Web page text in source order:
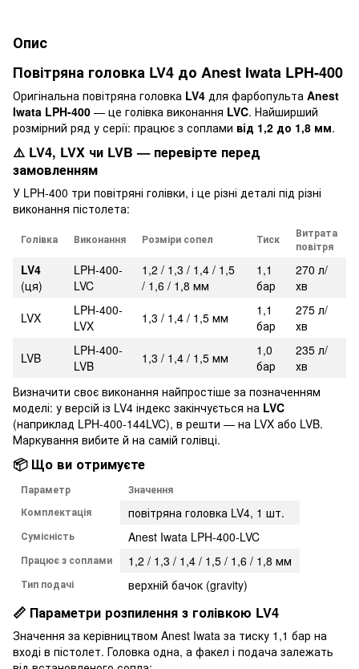
Опис
Повітряна головка LV4 до Anest Iwata LPH-400
Оригінальна повітряна головка LV4 для фарбопульта Anest
Iwata LPH-400 — це голівка виконання LVC. Найширший
розмірний ряд у серії: працює з соплами від 1,2 до 1,8 мм.
⚠️ LV4, LVX чи LVB — перевірте перед
замовленням
У LPH-400 три повітряні голівки, і це різні деталі під різні
виконання пістолета:
Голівка Виконання Розміри сопел Тиск
Витрата
повітря
LV4
(ця)
LPH-400-
LVC
1,2 / 1,3 / 1,4 / 1,5
/ 1,6 / 1,8 мм
1,1
бар
270 л/
хв
LVX
LPH-400-
LVX
1,3 / 1,4 / 1,5 мм
1,1
бар
275 л/
хв
LVB
LPH-400-
LVB
1,3 / 1,4 / 1,5 мм
1,0
бар
235 л/
хв
Визначити своє виконання найпростіше за позначенням
моделі: у версій із LV4 індекс закінчується на LVC
(наприклад LPH-400-144LVC), в решти — на LVX або LVB.
Маркування вибите й на самій голівці.
📦 Що ви отримуєте
Параметр
Значення
Комплектація
повітряна головка LV4, 1 шт.
Сумісність Anest Iwata LPH-400-LVC
Працює з соплами 1,2 / 1,3 / 1,4 / 1,5 / 1,6 / 1,8 мм
Тип подачі верхній бачок (gravity)
📏 Параметри розпилення з голівкою LV4
Значення за керівництвом Anest Iwata за тиску 1,1 бар на
вході в пістолет. Головка одна, а факел і подача залежать